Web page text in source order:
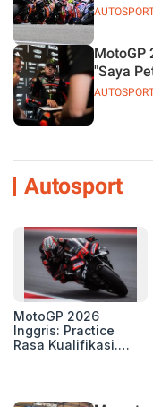
MotoGP
"Saya
Autosport
MotoGP 2026
Inggris: Practice
Rasa Kualifikasi.
Silverstone!